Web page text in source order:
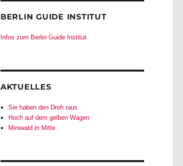
BERLIN GUIDE INSTITUT
Infos zum Berlin Guide Institut.
AKTUELLES
Sie haben den Dreh raus
Hoch auf dem gelben Wagen
Miniwald in Mitte